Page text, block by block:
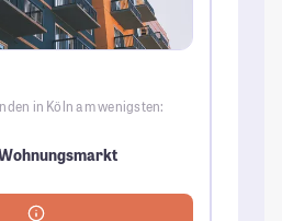
in Köln am wenigsten: